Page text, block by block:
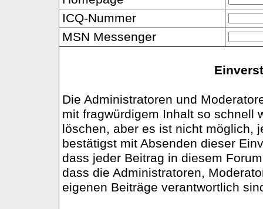
ICQ-Nummer
MSN Messenger
Die Administratoren und
mit fragwürdigem Inhalt so schnell
löschen, aber es ist nicht möglich,
bestätigst mit Absenden dieser
dass jeder Beitrag in diesem
dass die Administratoren,
eigenen Beiträge verantwortlich